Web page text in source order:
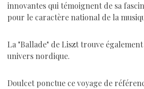
innovantes qui témoignent de sa
pour le caractère national de la
La "Ballade" de Liszt trouve
univers nordique.
Doulcet ponctue ce voyage de